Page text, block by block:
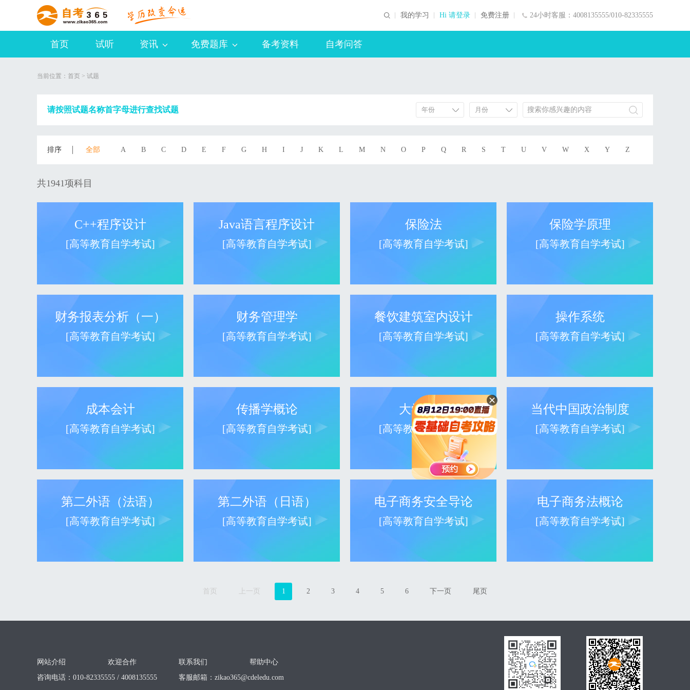
24小时客服：4008135555/010-82335555
我的学习 Hi 请登录 免费注册
首页 试听 资讯 免费题库 备考资料 自考问答
当前位置： 首页 > 试题
请按照试题名称首字母进行查找试题
排序 全部 A B C D E F G H I J K L M N O P Q R S T U V W X Y Z
共1941项科目
C++程序设计
[高等教育自学考试]
Java语言程序设计
[高等教育自学考试]
保险法
[高等教育自学考试]
保险学原理
[高等教育自学考试]
财务报表分析（一）
[高等教育自学考试]
财务管理学
[高等教育自学考试]
餐饮建筑室内设计
[高等教育自学考试]
操作系统
[高等教育自学考试]
成本会计
[高等教育自学考试]
传播学概论
[高等教育自学考试]
大学数学
[高等教育自学考试]
当代中国政治制度
[高等教育自学考试]
第二外语（法语）
[高等教育自学考试]
第二外语（日语）
[高等教育自学考试]
电子商务安全导论
[高等教育自学考试]
电子商务法概论
[高等教育自学考试]
首页 上一页 1 2 3 4 5 6 下一页 尾页
网站介绍 欢迎合作 联系我们
帮助中心
咨询电话：010-82335555 / 4008135555
客服邮箱： zikao365@cdeledu.com